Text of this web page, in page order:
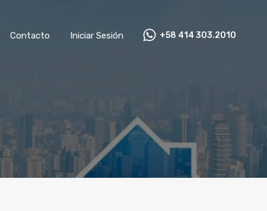
Contacto Iniciar Sesión +58 414 303.2010